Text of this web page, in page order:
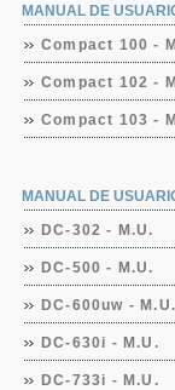
MANUAL DE
Compact 100 -
Compact 102 -
Compact 103 -
MANUAL DE
DC-302 - M.U.
DC-500 - M.U.
DC-600uw - M.U.
DC-630i - M.U.
DC-733i - M.U.